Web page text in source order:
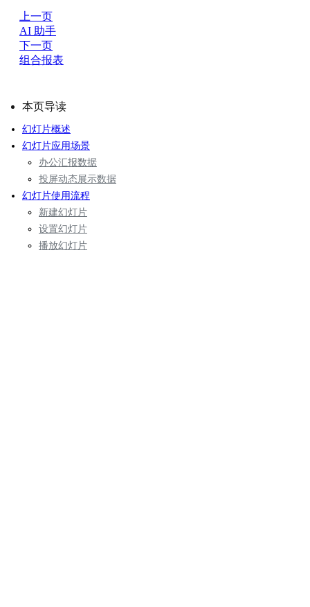
上一页
AI 助手
下一页
组合报表
本页导读
幻灯片概述
幻灯片应用场景
办公汇报数据
投屏动态展示数据
幻灯片使用流程
新建幻灯片
设置幻灯片
播放幻灯片